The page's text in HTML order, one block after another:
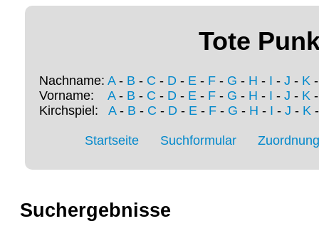
Tote
Nachname: A- B - C - D - E - F - G - H - I - J - K
Vorname: A- B - C - D - E - F - G - H - I - J - K
Kirchspiel: A- B - C - D- E- F- G - H - I - J - K
Startseite Suchformular
Suchergebnisse